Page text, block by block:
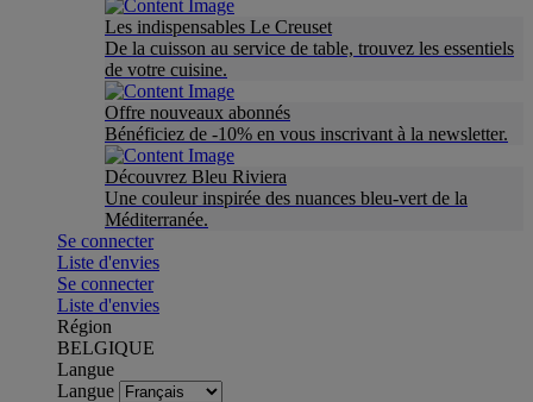
Les indispensables Le Creuset
De la cuisson au service de table, trouvez les essentiels
de votre cuisine.
Offre nouveaux abonnés
Bénéficiez de -10% en vous inscrivant à la newsletter.
Découvrez Bleu Riviera
Une couleur inspirée des nuances bleu-vert de la
Méditerranée.
Se connecter
Liste d'envies
Se connecter
Liste d'envies
Région
BELGIQUE
Langue
Langue